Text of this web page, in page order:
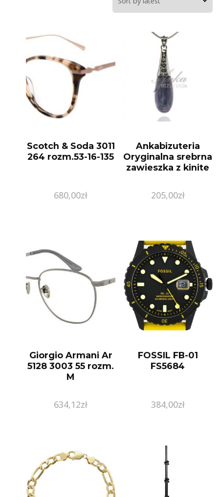
Scotch & Soda 3011
264 rozm.53-16-135
680,00zł
Ankabizuteria
Oryginalna srebrna
zawieszka z kinite
205,00zł
Giorgio Armani Ar
5128 3003 55 rozm.
M
634,12zł
FOSSIL FB-01
FS5684
384,00zł